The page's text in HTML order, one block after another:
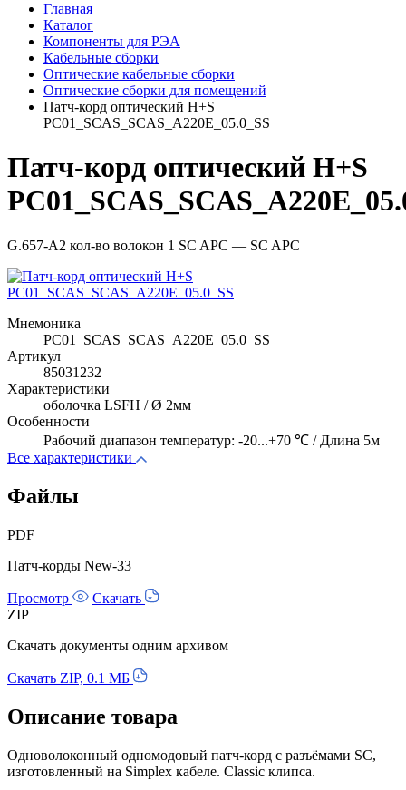
Главная
Каталог
Компоненты для РЭА
Кабельные сборки
Оптические кабельные сборки
Оптические сборки для помещений
Патч-корд оптический H+S
PC01_SCAS_SCAS_A220E_05.0_SS
Патч-корд оптический H+S
G.657-A2 кол-во волокон 1 SC APC — SC APC
Мнемоника
PC01_SCAS_SCAS_A220E_05.0_SS
Артикул
85031232
Характеристики
оболочка LSFH / Ø 2мм
Особенности
Рабочий диапазон температур: -20...+70 ℃ / Длина 5м
Все характеристики
Файлы
PDF
Патч-корды New-33
Просмотр
Скачать
ZIP
Скачать документы одним архивом
Скачать ZIP, 0.1 МБ
Описание товара
Одноволоконный одномодовый патч-корд с разъёмами SC,
изготовленный на Simplex кабеле. Classic клипса.